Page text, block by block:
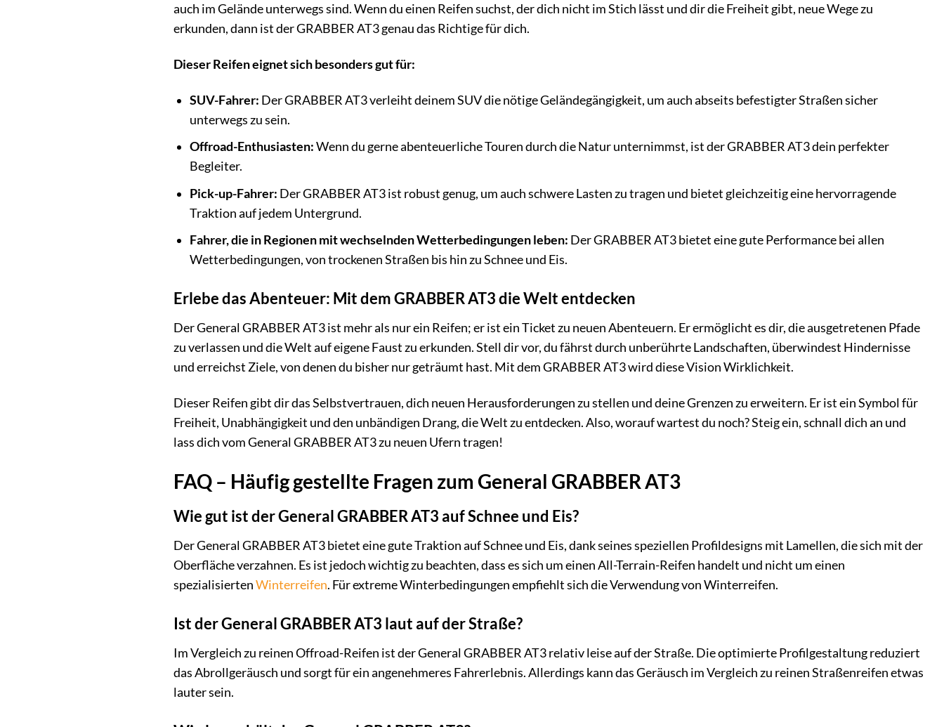
auch im Gelände unterwegs sind. Wenn du einen Reifen suchst, der dich nicht im Stich lässt und dir die Freiheit gibt, neue Wege zu
erkunden, dann ist der GRABBER AT3 genau das Richtige für dich.
Dieser Reifen eignet sich besonders gut für:
SUV-Fahrer: Der GRABBER AT3 verleiht deinem SUV die nötige Geländegängigkeit, um auch abseits befestigter Straßen sicher
unterwegs zu sein.
Offroad-Enthusiasten:Wenn du gerne abenteuerliche Touren durch die Natur unternimmst, ist der GRABBER AT3 dein perfekter
Begleiter.
Pick-up-Fahrer: Der GRABBER AT3 ist robust genug, um auch schwere Lasten zu tragen und bietet gleichzeitig eine hervorragende
Traktion auf jedem Untergrund.
Fahrer, die in Regionen mit wechselnden Wetterbedingungen leben: Der GRABBER AT3 bietet eine gute Performance bei allen
Wetterbedingungen, von trockenen Straßen bis hin zu Schnee und Eis.
Erlebe das Abenteuer: Mit dem GRABBER AT3 die Welt entdecken
Der General GRABBER AT3 ist mehr als nur ein Reifen; er ist ein Ticket zu neuen Abenteuern. Er ermöglicht es dir, die ausgetretenen Pfade
zu verlassen und die Welt auf eigene Faust zu erkunden. Stell dir vor, du fährst durch unberührte Landschaften, überwindest Hindernisse
und erreichst Ziele, von denen du bisher nur geträumt hast. Mit dem GRABBER AT3 wird diese Vision Wirklichkeit.
Dieser Reifen gibt dir das Selbstvertrauen, dich neuen Herausforderungen zu stellen und deine Grenzen zu erweitern. Er ist ein Symbol für
Freiheit, Unabhängigkeit und den unbändigen Drang, die Welt zu entdecken. Also, worauf wartest du noch? Steig ein, schnall dich an und
lass dich vom General GRABBER AT3 zu neuen Ufern tragen!
FAQ – Häufig gestellte Fragen zum General GRABBER AT3
Wie gut ist der General GRABBER AT3 auf Schnee und Eis?
Der General GRABBER AT3 bietet eine gute Traktion auf Schnee und Eis, dank seines speziellen Profildesigns mit Lamellen, die sich mit der
Oberfläche verzahnen. Es ist jedoch wichtig zu beachten, dass es sich um einen All-Terrain-Reifen handelt und nicht um einen
spezialisiertenWinterreifen. Für extreme Winterbedingungen empfiehlt sich die Verwendung von Winterreifen.
Ist der General GRABBER AT3 laut auf der Straße?
Im Vergleich zu reinen Offroad-Reifen ist der General GRABBER AT3 relativ leise auf der Straße. Die optimierte Profilgestaltung reduziert
das Abrollgeräusch und sorgt für ein angenehmeres Fahrerlebnis. Allerdings kann das Geräusch im Vergleich zu reinen Straßenreifen etwas
lauter sein.